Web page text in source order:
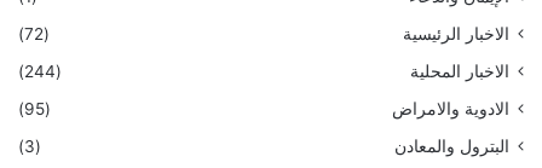
الاخبار الرئيسية
(72)
الاخبار المحلية
(244)
الادوية والامراض
(95)
البترول والمعادن
(3)